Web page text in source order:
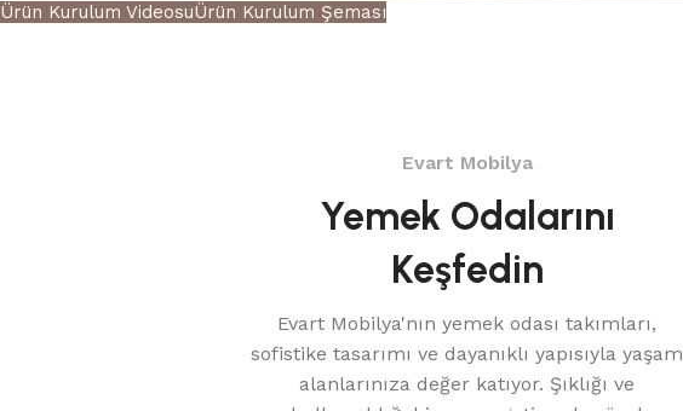
Ürün Kurulum VideosuÜrün Kurulum Şeması
Evart Mobilya
Yemek Odalarını
Keşfedin
Evart Mobilya'nın yemek odası takımları,
sofistike tasarımı ve dayanıklı yapısıyla yaşam
alanlarınıza değer katıyor. Şıklığı ve